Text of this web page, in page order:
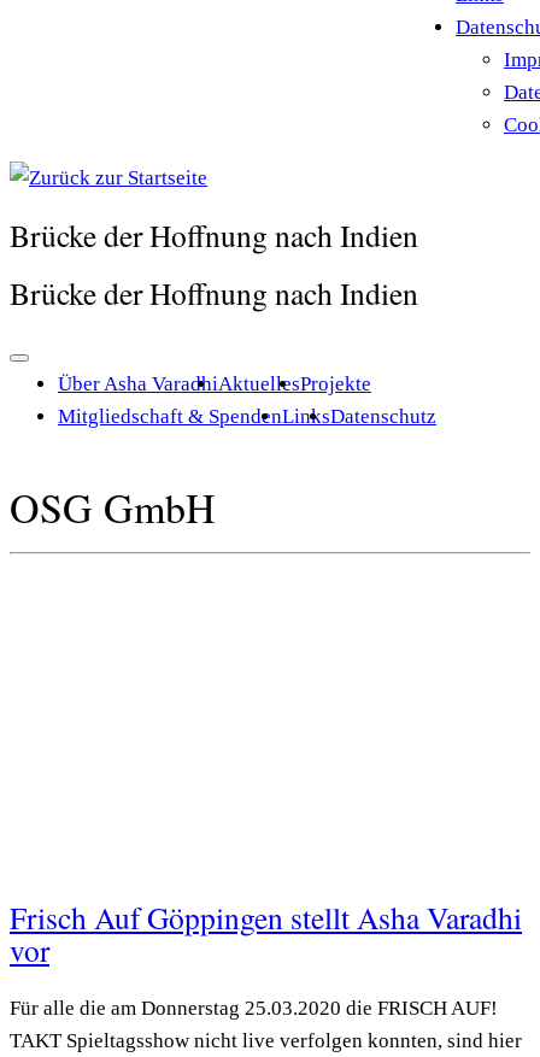
Brücke der Hoffnung nach Indien
Brücke der Hoffnung nach Indien
Über Asha VaradhiAktuellesProjekte
Mitgliedschaft & SpendenLinksDatenschutz
OSG GmbH
Frisch Auf Göppingen stellt Asha Varadhi
vor
Für alle die am Donnerstag 25.03.2020 die FRISCH AUF!
TAKT Spieltagsshow nicht live verfolgen konnten, sind hier